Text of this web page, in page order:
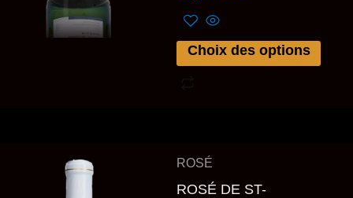
Choix des options
page
du
produit
ROSÉ
ROSÉ DE ST-
Ce
produit